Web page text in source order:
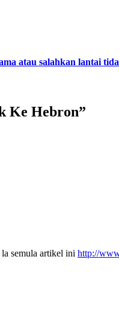
atau salahkan lantai
Ke Hebron”
semula artikel ini http://